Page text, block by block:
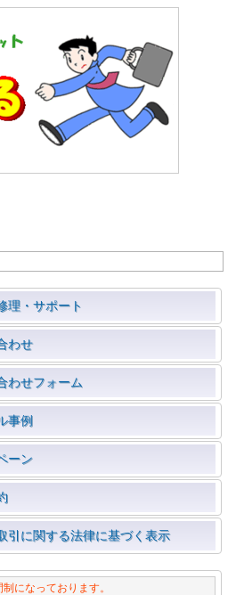
理・サポート
わせ
わせフォーム
事例
ーン
引に関する法律に基づく表示
になっております。